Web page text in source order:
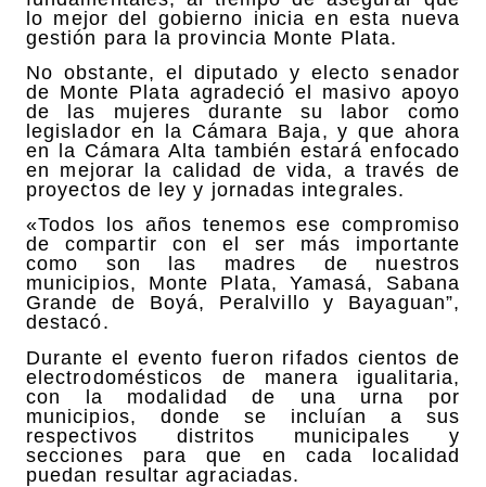
lo mejor del gobierno inicia en esta nueva
gestión para la provincia Monte Plata.
No obstante, el diputado y electo senador
de Monte Plata agradeció el masivo apoyo
de las mujeres durante su labor como
legislador en la Cámara Baja, y que ahora
en la Cámara Alta también estará enfocado
en mejorar la calidad de vida, a través de
proyectos de ley y jornadas integrales.
«Todos los años tenemos ese compromiso
de compartir con el ser más importante
como son las madres de nuestros
municipios, Monte Plata, Yamasá, Sabana
Grande de Boyá, Peralvillo y Bayaguan”,
destacó.
Durante el evento fueron rifados cientos de
electrodomésticos de manera igualitaria,
con la modalidad de una urna por
municipios, donde se incluían a sus
respectivos distritos municipales y
secciones para que en cada localidad
puedan resultar agraciadas.